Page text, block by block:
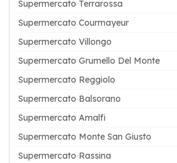
Supermercato Terrarossa
Supermercato Courmayeur
Supermercato Villongo
Supermercato Grumello Del Monte
Supermercato Reggiolo
Supermercato Balsorano
Supermercato Amalfi
Supermercato Monte San Giusto
Supermercato Rassina